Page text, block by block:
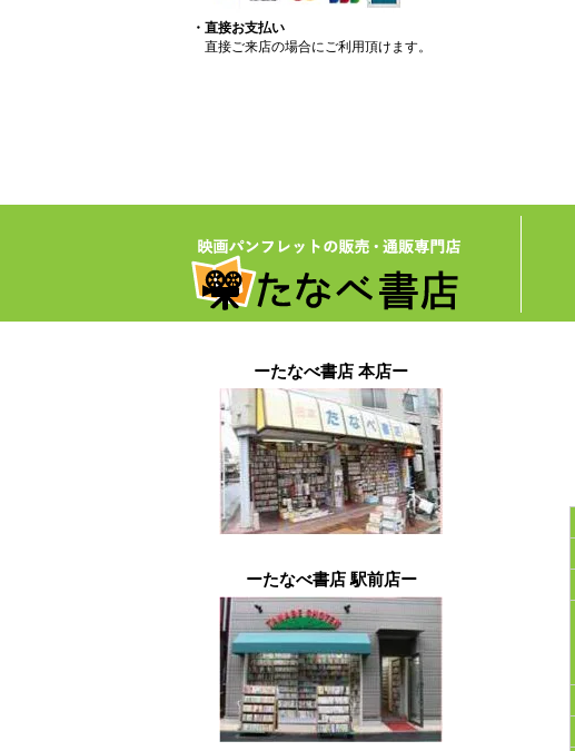
・直接お支払い
直接ご来店の場合にご利用頂けます。
ーたなべ書店 本店ー
ーたなべ書店 駅前店ー